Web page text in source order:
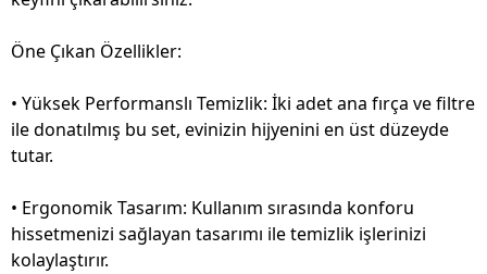
Öne Çıkan Özellikler:
• Yüksek Performanslı Temizlik: İki adet ana fırça ve filtre
ile donatılmış bu set, evinizin hijyenini en üst düzeyde
tutar.
• Ergonomik Tasarım: Kullanım sırasında konforu
hissetmenizi sağlayan tasarımı ile temizlik işlerinizi
kolaylaştırır.